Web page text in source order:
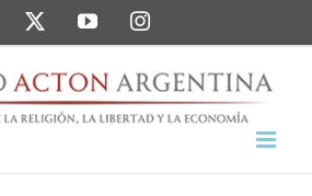
FacebookTwitterYouTubeInstagram